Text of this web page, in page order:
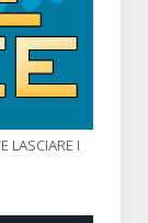
LASCIARE I